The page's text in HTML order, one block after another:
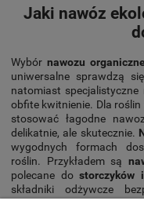
Jaki nawóz
Wybór nawozu
uniwersalne sprawdzą
natomiast
obfite kwitnienie. Dla
stosować łagodne
delikatnie, ale skutecznie.
wygodnych formach
roślin. Przykładem są
polecane dostorczyków
składniki odżywcze